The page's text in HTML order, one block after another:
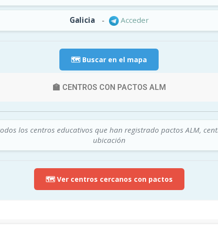
Galicia - Acceder
🗺️ Buscar en el mapa
🏫 CENTROS CON PACTOS ALM
los centros educativos que han registrado pactos ALM,
ubicación
🗺️ Ver centros cercanos con pactos